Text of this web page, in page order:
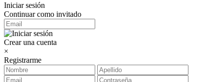
Iniciar sesión
Continuar como invitado
Crear una cuenta
×
Registrarme